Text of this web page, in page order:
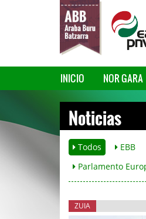
INICIO NOR GARA
Noticias
Todos EBB
Parlamento
ZUIA